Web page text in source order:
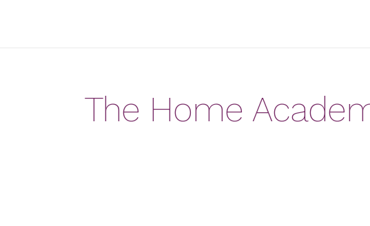
The Home